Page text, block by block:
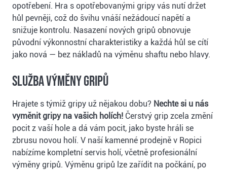
opotřebení. Hra s opotřebovanými gripy vás nutí držet
hůl pevněji, což do švihu vnáší nežádoucí napětí a
snižuje kontrolu. Nasazení nových gripů obnovuje
původní výkonnostní charakteristiky a každá hůl se cítí
jako nová — bez nákladů na výměnu shaftu nebo hlavy.
Služba výměny gripů
Hrajete s týmiž gripy už nějakou dobu? Nechte si u nás
vyměnit gripy na vašich holích! Čerstvý grip zcela změní
pocit z vaší hole a dá vám pocit, jako byste hráli se
zbrusu novou holí. V naší kamenné prodejně v Ropici
nabízíme kompletní servis holí, včetně profesionální
výměny gripů. Výměnu gripů lze zařídit na počkání, po